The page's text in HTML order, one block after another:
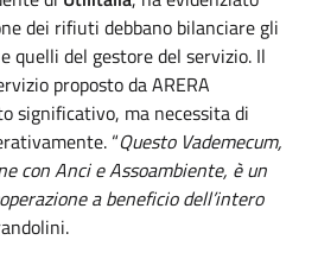
dei rifiuti debbano bilanciare gli
quelli del gestore del servizio. Il
proposto da ARERA
significativo, ma necessita di
“Questo Vademecum,
con Anci e Assoambiente, è un
a beneficio dell’intero